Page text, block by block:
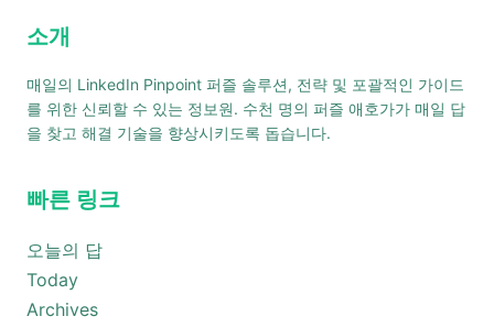
소개
매일의 LinkedIn Pinpoint 퍼즐 솔루션, 전략 및 포괄적인 가이드
를 위한 신뢰할 수 있는 정보원. 수천 명의 퍼즐 애호가가 매일 답
을 찾고 해결 기술을 향상시키도록 돕습니다.
빠른 링크
오늘의 답
Today
Archives